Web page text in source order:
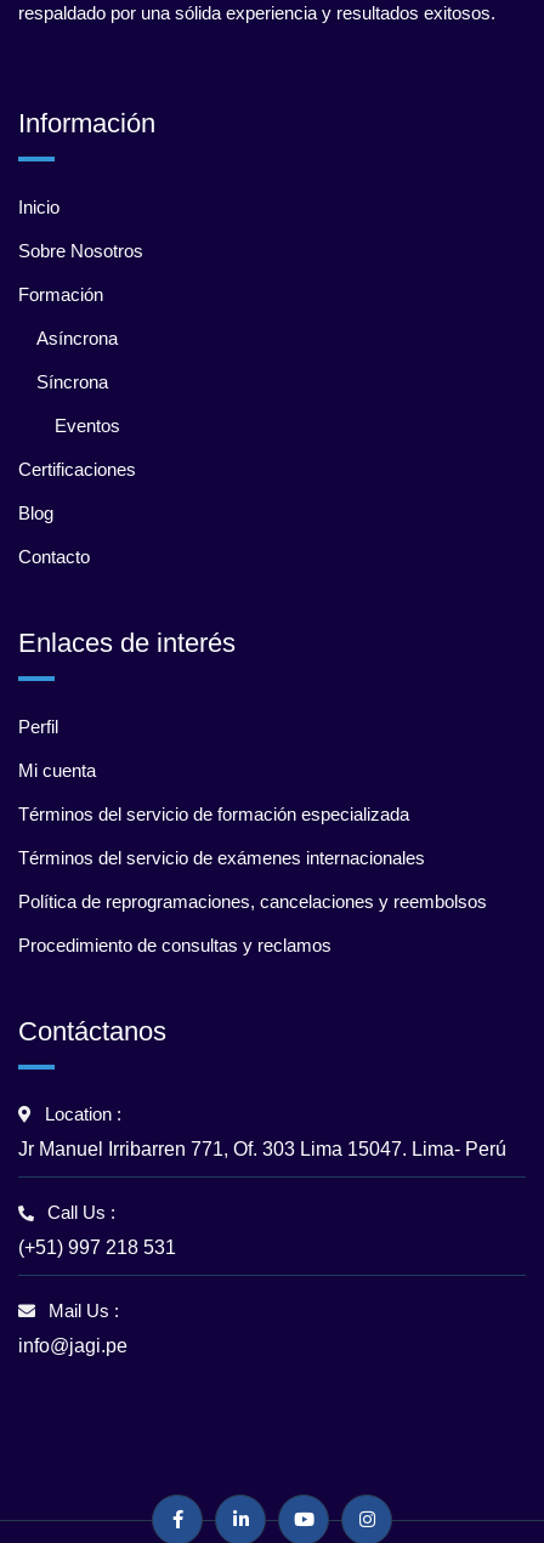
respaldado por una sólida experiencia y resultados exitosos.
Información
Inicio
Sobre Nosotros
Formación
Asíncrona
Síncrona
Eventos
Certificaciones
Blog
Contacto
Enlaces de interés
Perfil
Mi cuenta
Términos del servicio de formación especializada
Términos del servicio de exámenes internacionales
Política de reprogramaciones, cancelaciones y reembolsos
Procedimiento de consultas y reclamos
Contáctanos
Location :
Jr Manuel Irribarren 771, Of. 303 Lima 15047. Lima- Perú
Call Us :
(+51) 997 218 531
Mail Us :
info@jagi.pe